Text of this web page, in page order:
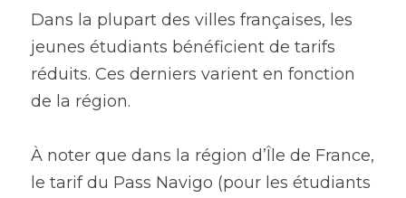
Dans la plupart des villes françaises, les
jeunes étudiants bénéficient de tarifs
réduits. Ces derniers varient en fonction
de la région.
À noter que dans la région d’Île de France,
le tarif du Pass Navigo (pour les étudiants